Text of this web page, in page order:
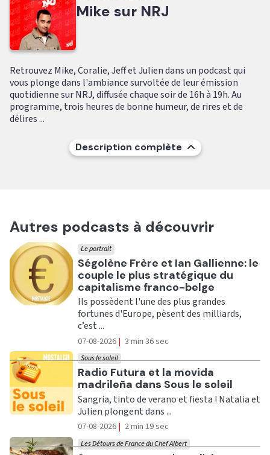
Mike sur NRJ
Retrouvez Mike, Coralie, Jeff et Julien dans un podcast qui
vous plonge dans l'ambiance survoltée de leur émission
quotidienne sur NRJ, diffusée chaque soir de 16h à 19h. Au
programme, trois heures de bonne humeur, de rires et de
délires ...
Description complète
Autres podcasts à découvrir
Ecouter
Ségolène Frère et Ian Gallienne: le
couple le plus stratégique du
capitalisme franco-belge
Le portrait
Ils possèdent l'une des plus grandes
fortunes d'Europe, pèsent des milliards,
c’est ...
07-08-2026 | 3 min 36 sec
Ecouter
Radio Futura et la movida
madrileña dans Sous le soleil
Sous le soleil
Sangria, tinto de verano et fiesta ! Natalia et
Julien plongent dans ...
07-08-2026 | 2 min 19 sec
Les Détours de France du Chef Albert